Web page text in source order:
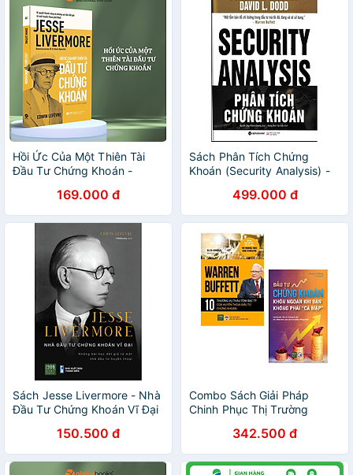
Hồi Ức Của Một Thiên Tài
Đầu Tư Chứng Khoán -
Reminiscences Of A Stock
Operator - AL
169.000 đ
Sách Phân Tích Chứng
Khoán (Security Analysis) -
499.000 đ
Sách Jesse Livermore - Nhà
Đầu Tư Chứng Khoán Vĩ Đại
150.500 đ
Combo Sách Giải Pháp
Chinh Phục Thị Trường
342.500 đ